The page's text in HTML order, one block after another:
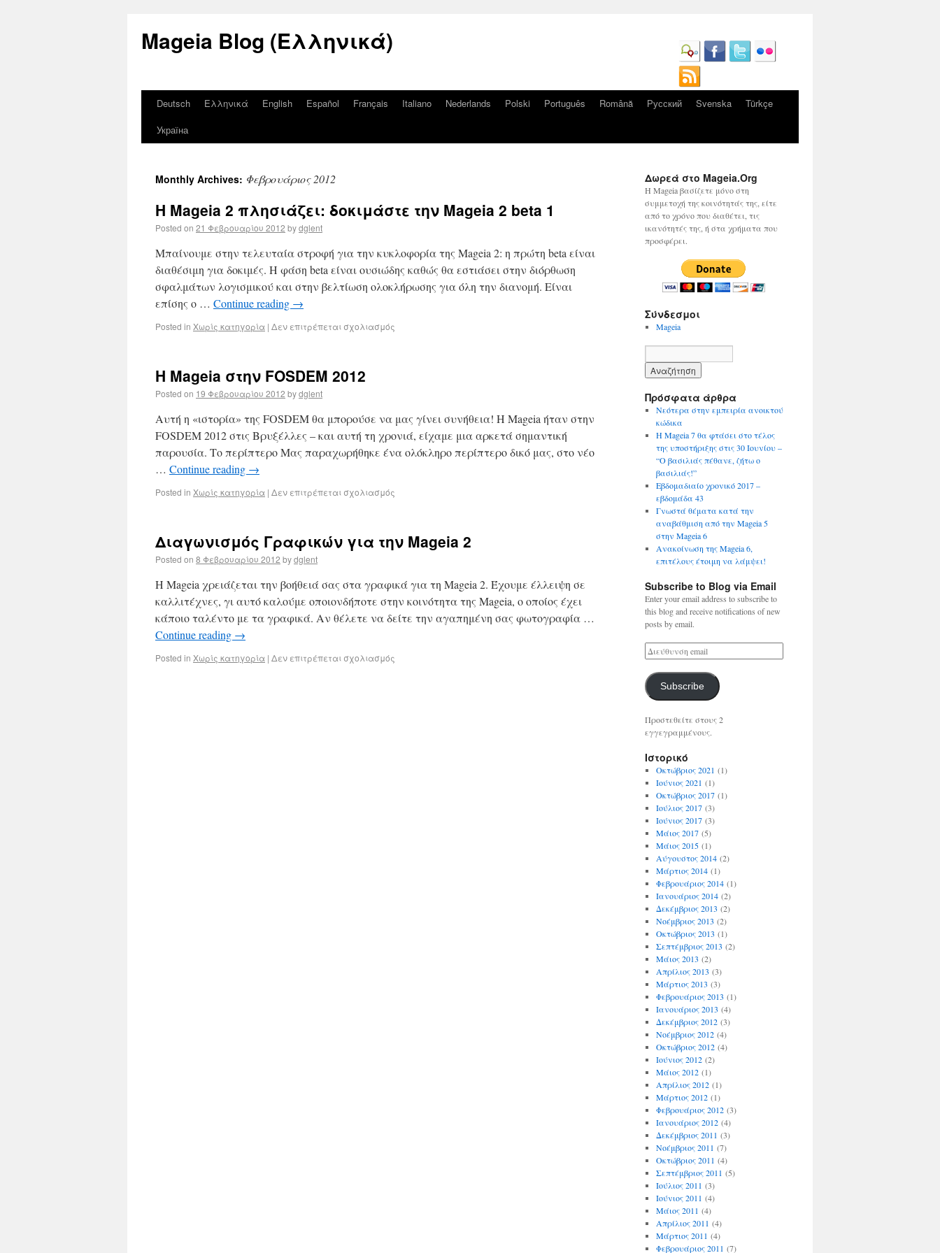
Mageia Blog (Ελληνικά)
Deutsch Ελληνικά English Español Français Italiano Nederlands Polski Português Română Русский Svenska
Türkçe
Україна
Monthly Archives: Φεβρουάριος 2012
Η Mageia 2 πλησιάζει: δοκιμάστε την Mageia 2 beta 1
Posted on 21 Φεβρουαρίου 2012 bydglent
Μπαίνουμε στην τελευταία στροφή για την κυκλοφορία της Mageia 2: η πρώτη beta είναι
διαθέσιμη για δοκιμές. Η φάση beta είναι ουσιώδης καθώς θα εστιάσει στην διόρθωση
σφαλμάτων λογισμικού και στην βελτίωση ολοκλήρωσης για όλη την διανομή. Είναι
επίσης ο … Continue reading →
Posted in Χωρίς κατηγορία | Δεν επιτρέπεται σχολιασμός
Η Mageia στην FOSDEM 2012
Posted on 19 Φεβρουαρίου 2012 bydglent
Αυτή η «ιστορία» της FOSDEM θα μπορούσε να μας γίνει συνήθεια! Η Mageia ήταν στην
FOSDEM 2012 στις Βρυξέλλες – και αυτή τη χρονιά, είχαμε μια αρκετά σημαντική
παρουσία. Το περίπτερο Μας παραχωρήθηκε ένα ολόκληρο περίπτερο δικό μας, στο νέο
… Continue reading →
Posted in Χωρίς κατηγορία | Δεν επιτρέπεται σχολιασμός
Διαγωνισμός Γραφικών για την Mageia 2
Posted on 8 Φεβρουαρίου 2012 bydglent
H Mageia χρειάζεται την βοήθειά σας στα γραφικά για τη Mageia 2. Έχουμε έλλειψη σε
καλλιτέχνες, γι αυτό καλούμε οποιονδήποτε στην κοινότητα της Mageia, ο οποίος έχει
κάποιο ταλέντο με τα γραφικά. Αν θέλετε να δείτε την αγαπημένη σας φωτογραφία …
Continue reading →
Posted in Χωρίς κατηγορία | Δεν επιτρέπεται σχολιασμός
Δωρεά στο Mageia.Org
Η Mageia βασίζετε μόνο στη
συμμετοχή της κοινότητάς της, είτε
από το χρόνο που διαθέτει, τις
ικανότητές της, ή στα χρήματα που
προσφέρει.
Σύνδεσμοι
Mageia
Πρόσφατα άρθρα
Νεότερα στην εμπειρία ανοικτού
κώδικα
Η Mageia 7 θα φτάσει στο τέλος
της υποστήριξης στις 30 Ιουνίου –
“Ο βασιλιάς πέθανε, ζήτω ο
βασιλιάς!”
Εβδομαδιαίο χρονικό 2017 –
εβδομάδα 43
Γνωστά θέματα κατά την
αναβάθμιση από την Mageia 5
στην Mageia 6
Ανακοίνωση της Mageia 6,
επιτέλους έτοιμη να λάμψει!
Subscribe to Blog via Email
Enter your email address to subscribe to
this blog and receive notifications of new
posts by email.
Subscribe
Προστεθείτε στους 2
εγγεγραμμένους.
Ιστορικό
Οκτώβριος 2021 (1)
Ιούνιος 2021 (1)
Οκτώβριος 2017(1)
Ιούλιος 2017(3)
Ιούνιος 2017(3)
Μάιος 2017(5)
Μάιος 2015(1)
Αύγουστος 2014(2)
Μάρτιος 2014(1)
Φεβρουάριος 2014(1)
Ιανουάριος 2014(2)
Δεκέμβριος 2013 (2)
Νοέμβριος 2013 (2)
Οκτώβριος 2013 (1)
Σεπτέμβριος 2013 (2)
Μάιος 2013 (2)
Απρίλιος 2013 (3)
Μάρτιος 2013 (3)
Φεβρουάριος 2013 (1)
Ιανουάριος 2013 (4)
Δεκέμβριος 2012(3)
Νοέμβριος 2012(4)
Οκτώβριος 2012(4)
Ιούνιος 2012(2)
Μάιος 2012(1)
Απρίλιος 2012(1)
Μάρτιος 2012(1)
Φεβρουάριος 2012(3)
Ιανουάριος 2012(4)
Δεκέμβριος 2011 (3)
Νοέμβριος 2011 (7)
Οκτώβριος 2011 (4)
Σεπτέμβριος 2011 (5)
Ιούλιος 2011 (3)
Ιούνιος 2011 (4)
Μάιος 2011 (4)
Απρίλιος 2011 (4)
Μάρτιος 2011 (4)
Φεβρουάριος 2011 (7)